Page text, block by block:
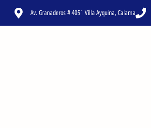
Av. Granaderos # 4051 Villa Ayquina, Calama